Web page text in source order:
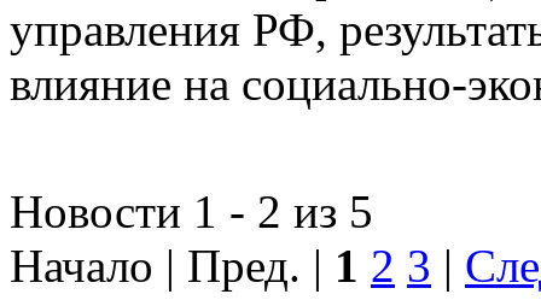
управления РФ,
влияние на социально-
Новости 1 - 2 из 5
Начало | Пред. | 1 2 3 |